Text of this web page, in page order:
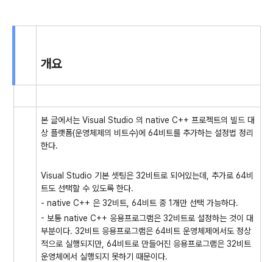
개요
본 글에서는 Visual Studio 의 native C++ 프로젝트의 빌드 대
상 플랫폼(운영체제의 비트수)에 64비트를 추가하는 설정법 정리
한다.
Visual Studio 기본 셋팅은 32비트로 되어있는데, 추가로 64비
트도 선택할 수 있도록 한다.
- native C++ 은 32비트, 64비트 중 1개만 선택 가능하다.
- 보통 native C++ 응용프로그램은 32비트로 설정하는 것이 대
부분이다. 32비트 응용프로그램은 64비트 운영체제에서도 정상
적으로 실행되지만, 64비트로 만들어진 응용프로그램은 32비트
운영체에서 실행되지 못하기 때문이다.